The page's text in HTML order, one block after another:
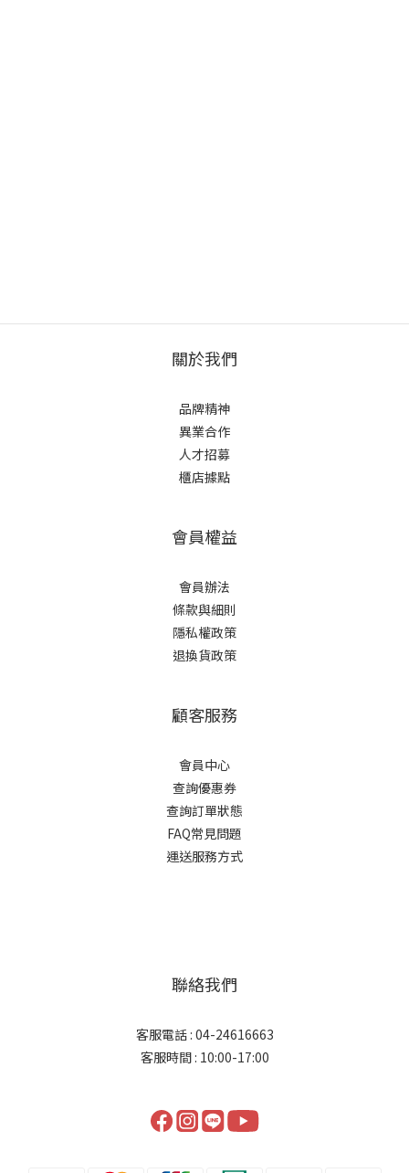
關於我們
品牌精神
異業合作
人才招募
櫃店據點
會員權益
會員辦法
條款與細則
隱私權政策
退換貨政策
顧客服務
會員中心
查詢優惠券
查詢訂單狀態
FAQ常見問題
運送服務方式
聯絡我們
客服電話 : 04-24616663
客服時間 : 10:00-17:00